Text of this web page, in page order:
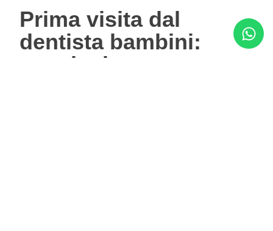
Prima visita dal
dentista bambini:
conclusione